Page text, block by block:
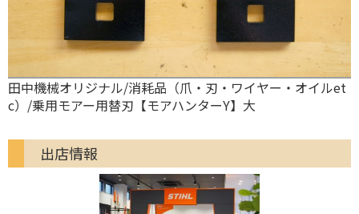
オーレック/消耗品（爪・刃・ワイヤー・オイルetc）/乗用
草刈機替刃用ナイフカラー(ラビットモアー用:小)
出店情報